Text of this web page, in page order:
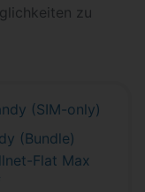
zu
(SIM-only)
(Bundle)
Flat Max